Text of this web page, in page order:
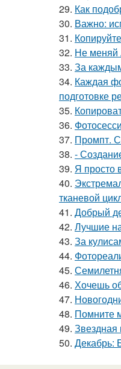
29. Как
30. Важно:
31.
32. Не меняй
33. За
34. Каждая
подготовке
35.
36.
37. Промпт.
38. -
39. Я просто
40.
тканевой
41. Добрый
42. Лучшие
43. За
44.
45.
46. Хочешь
47.
48. Помните
49. Звездная
50. Декабрь: